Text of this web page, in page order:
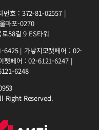
번호 : 372-81-02557 |
마포-0270
58길 9 ES타워
6425 | 가낳지모캣페어 : 02-
펫페어 : 02-6121-6247 |
6248
Right Reserved.